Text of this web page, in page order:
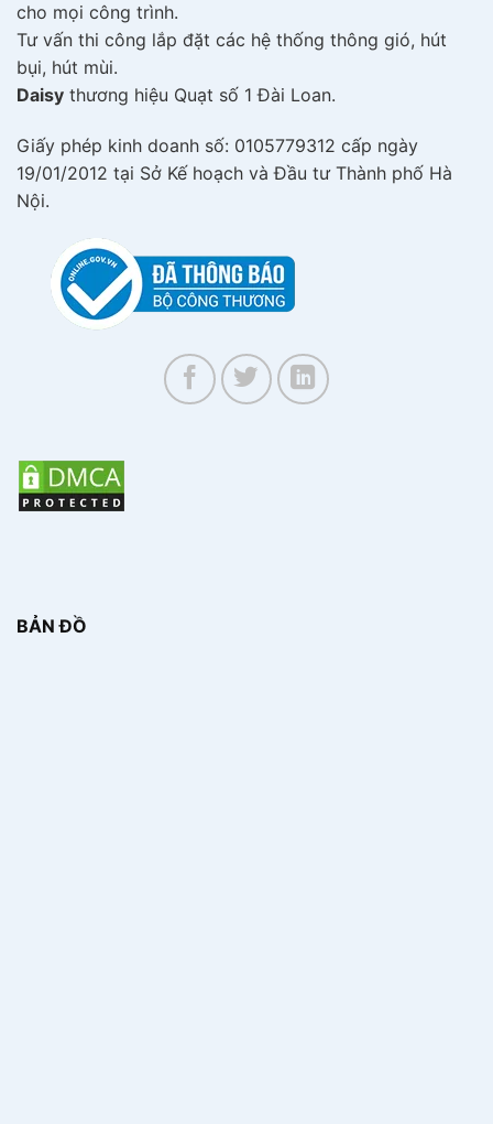
cho mọi công trình.
Tư vấn thi công lắp đặt các hệ thống thông gió, hút
bụi, hút mùi.
Daisy thương hiệu Quạt số 1 Đài Loan.
Giấy phép kinh doanh số: 0105779312 cấp ngày
19/01/2012 tại Sở Kế hoạch và Đầu tư Thành phố Hà
Nội.
BẢN ĐỒ